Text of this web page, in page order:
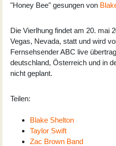
"Honey Bee" gesungen von
Die Vierlhung findet am 20. mai
Vegas, Nevada, statt und wird
Fernsehsender ABC live
deutschland, Österreich und in
nicht geplant.
Teilen:
Blake Shelton
Taylor Swift
Zac Brown Band